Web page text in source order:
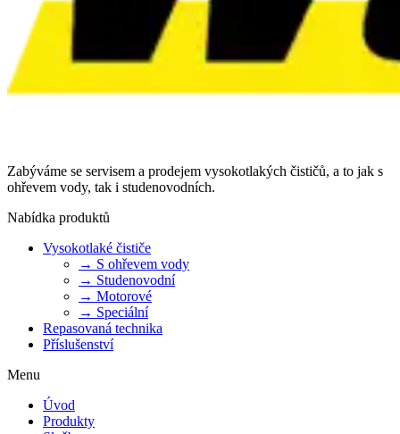
Zabýváme se servisem a prodejem vysokotlakých čističů, a to jak s
ohřevem vody, tak i studenovodních.
Nabídka produktů
Vysokotlaké čističe
→ S ohřevem vody
→ Studenovodní
→ Motorové
→ Speciální
Repasovaná technika
Příslušenství
Menu
Úvod
Produkty